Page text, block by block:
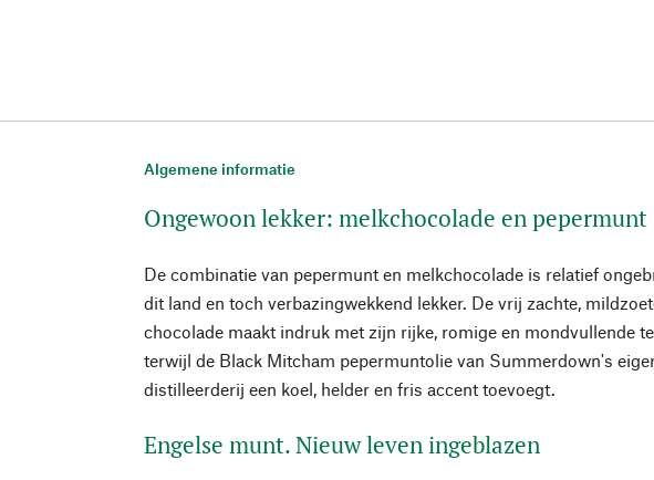
Algemene informatie
Ongewoon lekker: melkchocolade en pepermunt
De combinatie van pepermunt en melkchocolade is relatief
dit land en toch verbazingwekkend lekker. De vrij zachte,
chocolade maakt indruk met zijn rijke, romige en mondvullende
terwijl de Black Mitcham pepermuntolie van Summerdown's
distilleerderij een koel, helder en fris accent toevoegt.
Engelse munt. Nieuw leven ingeblazen